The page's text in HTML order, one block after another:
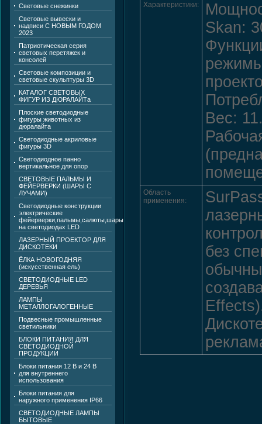
Световые снежинки
Световые вывески и
надписи С НОВЫМ ГОДОМ
2023
Патриотическая серия
световых перетяжек и
консолей
Световые композиции и
световые скульптуры 3D
КАТАЛОГ СВЕТОВЫХ
ФИГУР ИЗ ДЮРАЛАЙТа
Плоские светодиодные
фигуры животных из
дюралайта
Светодиодные акриловые
фигуры 3D
Светодиодное панно
вертикальное для опор
СВЕТОВЫЕ ПАЛЬМЫ И
ФЕЙЕРВЕРКИ (ШАРЫ С
ЛУЧАМИ)
Светодиодные конструкции
электрические
фейерверки,пальмы,салюты,шары
на светодиодах LED
ЛАЗЕРНЫЙ ПРОЕКТОР ДЛЯ
ДИСКОТЕКИ
ЁЛКА НОВОГОДНЯЯ
(искусственная ель)
СВЕТОДИОДНЫЕ LED
ДЕРЕВЬЯ
ЛАМПЫ
МЕТАЛЛОГАЛОГЕННЫЕ
Подвесные промышленные
светильники
БЛОКИ ПИТАНИЯ ДЛЯ
СВЕТОДИОДНОЙ
ПРОДУКЦИИ
Блоки питания 12 В и 24 В
для внутреннего
использования
Блоки питания для
наружного применения IP66
СВЕТОДИОДНЫЕ ЛАМПЫ
БЫТОВЫЕ
Характеристики:
Skan:
Вес:
Область
применения:
без